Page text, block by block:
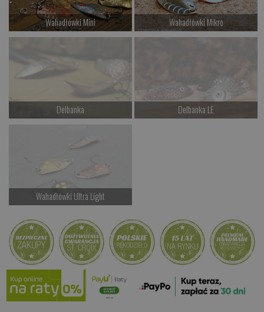
Wahadłówki Mini
od 21.00 PLN
Wahadłówki Mikro
od 21.00 PLN
Delbanka
Kup teraz >
Delbanka LE
Wahadłówki Ultra Light
Kup teraz >